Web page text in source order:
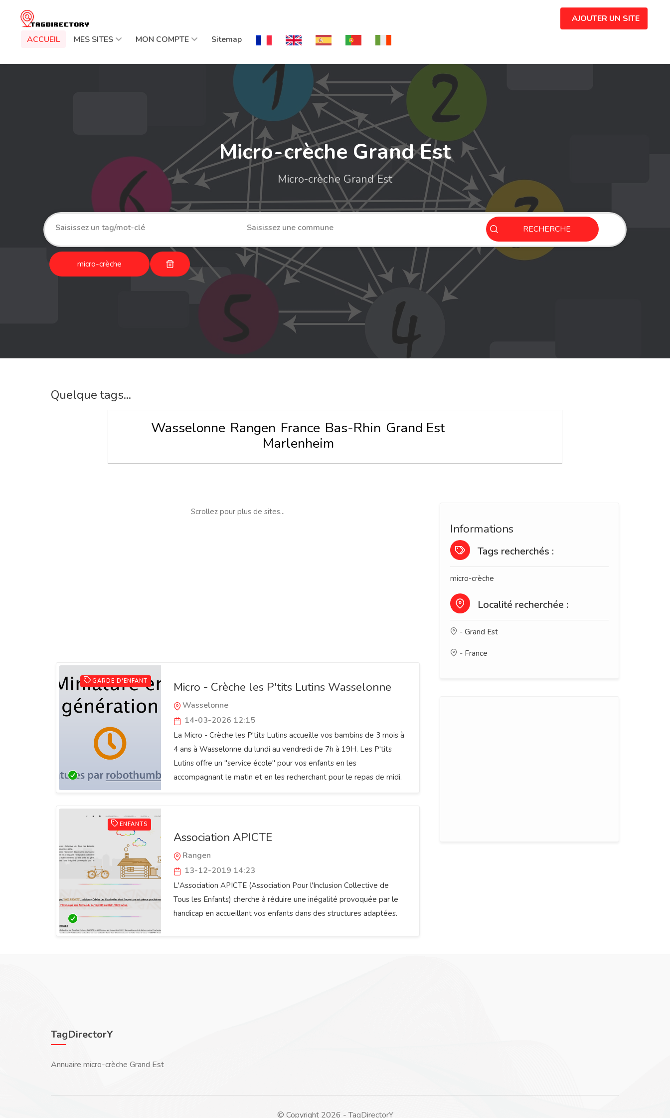
ACCUEIL MES SITES MON COMPTE Sitemap
AJOUTER UN SITE
Micro-crèche Grand Est
Micro-crèche Grand Est
RECHERCHE
micro-crèche
Quelque tags...
Wasselonne Rangen France Bas-Rhin Grand Est
Marlenheim
Scrollez pour plus de sites...
GARDE D'ENFANT Micro - Crèche les P'tits Lutins Wasselonne
Wasselonne
14-03-2026 12:15
La Micro - Crèche les P'tits Lutins accueille vos bambins de 3 mois à
4 ans à Wasselonne du lundi au vendredi de 7h à 19H. Les P'tits
Lutins offre un "service école" pour vos enfants en les
accompagnant le matin et en les recherchant pour le repas de midi.
ENFANTS
Association APICTE
Rangen
13-12-2019 14:23
L'Association APICTE (Association Pour l'Inclusion Collective de
Tous les Enfants) cherche à réduire une inégalité provoquée par le
handicap en accueillant vos enfants dans des structures adaptées.
Informations
Tags recherchés :
micro-crèche
Localité recherchée :
- Grand Est
- France
TagDirectorY
Annuaire micro-crèche Grand Est
© Copyright 2026 - TagDirectorY